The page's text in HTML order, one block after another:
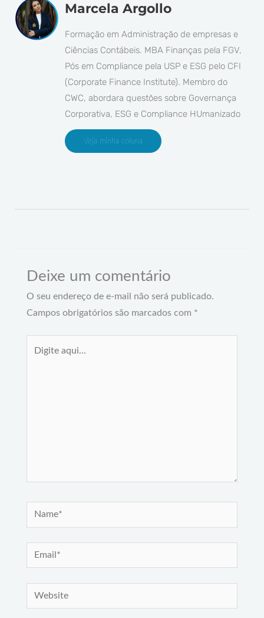
Marcela Argollo
Formação em Administração de empresas e
Ciências Contábeis. MBA Finanças pela FGV,
Pós em Compliance pela USP e ESG pelo CFI
(Corporate Finance Institute). Membro do
CWC, abordara questões sobre Governança
Corporativa, ESG e Compliance HUmanizado
Veja minha coluna
Deixe um comentário
O seu endereço de e-mail não será publicado.
Campos obrigatórios são marcados com *
Name*
Email*
Website